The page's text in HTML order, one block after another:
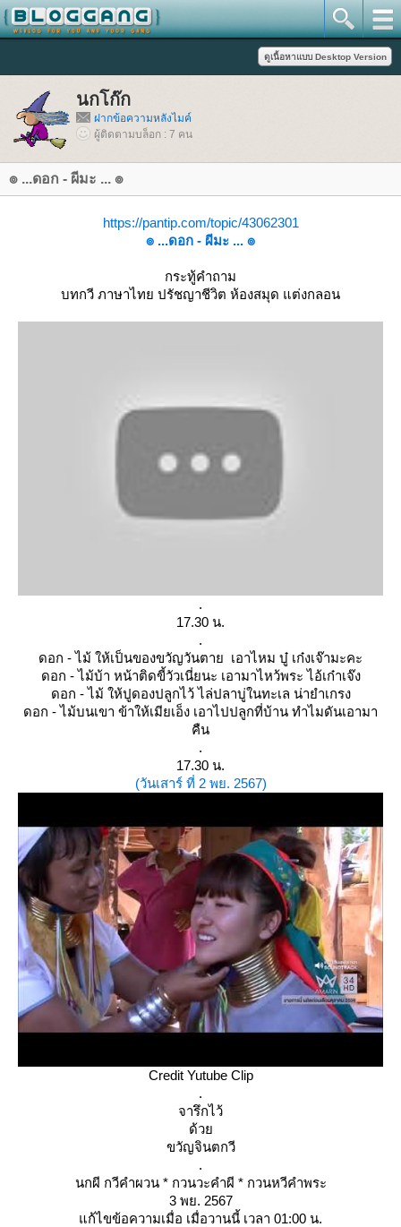
นกโก๊ก
ฝากข้อความหลังไมค์
ผู้ติดตามบล็อก : 7 คน
๏ ...ดอก - ผีมะ ... ๏
https://pantip.com/topic/43062301
๏ ...ดอก - ผีมะ ... ๏
กระทู้คำถาม
บทกวี ภาษาไทย ปรัชญาชีวิต ห้องสมุด แต่งกลอน
.
17.30 น.
.
ดอก - ไม้ ให้เป็นของขวัญวันตาย เอาไหม บู๋ เก๋งเจ๊ามะคะ
ดอก - ไม้บ้า หน้าติดขี้วัวเนี่ยนะ เอามาไหว้พระ ไอ้เก๋าเจ๊ง
ดอก - ไม้ ให้ปูดองปลูกไว้ ไล่ปลาบู่ในทะเล น่ายำเกรง
ดอก - ไม้บนเขา ข้าให้เมียเอ็ง เอาไปปลูกที่บ้าน ทำไมดันเอามา
คืน
.
17.30 น.
(วันเสาร์ ที่ 2 พย. 2567)
Credit Yutube Clip
.
จารึกไว้
ด้ว
ขวัญจินตกวี
.
นกผี กวีคำผวน * กวนวะคำผี * กวนหวีคำพระ
3 พย. 2567
ก้ไขข้อความเมื่อ เมื่อวานนี้ เวลา 01:00 น.